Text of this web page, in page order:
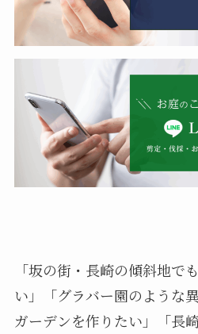
「坂の街・長崎の傾斜地で
い」「グラバー園のような
ガーデンを作りたい」「長